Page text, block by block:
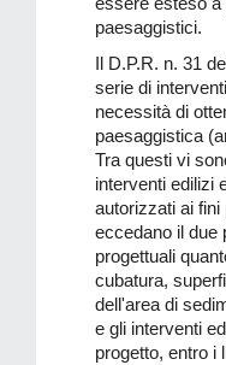
paesaggistici.
Il D.P.R. n. 31
serie di
necessità di
paesaggistica
Tra questi vi
interventi edilizi
autorizzati ai
eccedano il due
progettuali
cubatura,
dell'area di
e gli interventi
progetto, entro i